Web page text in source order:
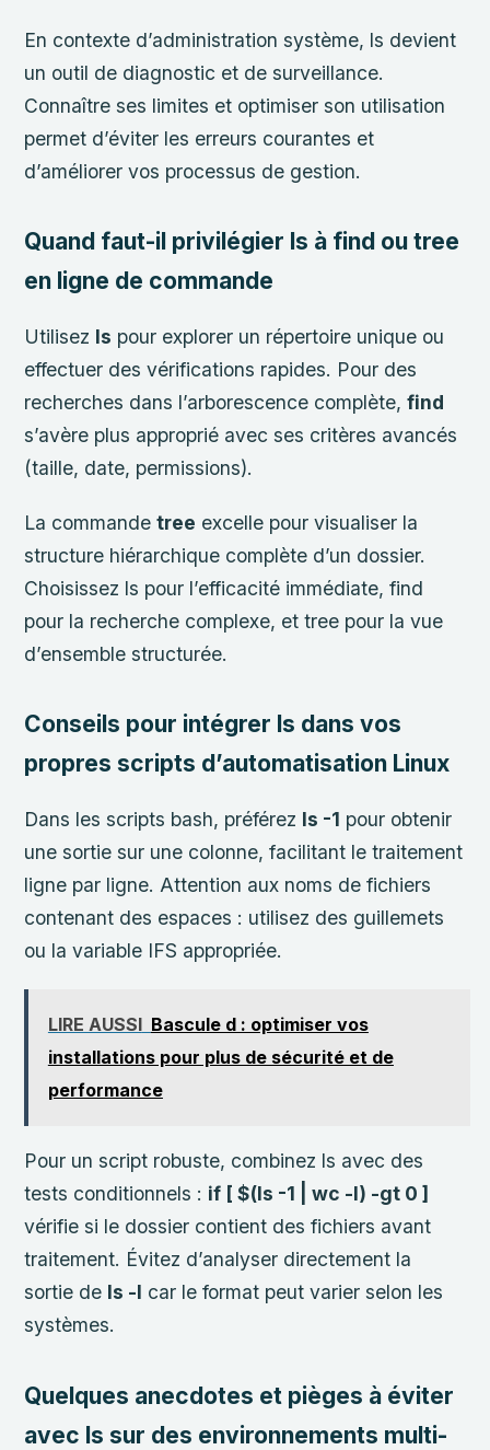
En contexte d’administration système, ls devient
un outil de diagnostic et de surveillance.
Connaître ses limites et optimiser son utilisation
permet d’éviter les erreurs courantes et
d’améliorer vos processus de gestion.
Quand faut-il privilégier ls à find ou tree
en ligne de commande
Utilisez ls pour explorer un répertoire unique ou
effectuer des vérifications rapides. Pour des
recherches dans l’arborescence complète,find
s’avère plus approprié avec ses critères avancés
(taille, date, permissions).
La commandetree excelle pour visualiser la
structure hiérarchique complète d’un dossier.
Choisissez ls pour l’efficacité immédiate, find
pour la recherche complexe, et tree pour la vue
d’ensemble structurée.
Conseils pour intégrer ls dans vos
propres scripts d’automatisation Linux
Dans les scripts bash, préférez ls -1 pour obtenir
une sortie sur une colonne, facilitant le traitement
ligne par ligne. Attention aux noms de fichiers
contenant des espaces : utilisez des guillemets
ou la variable IFS appropriée.
LIRE AUSSI Bascule d : optimiser vos
installations pour plus de sécurité et de
performance
Pour un script robuste, combinez ls avec des
tests conditionnels : if [ $(ls -1 | wc -l) -gt 0 ]
vérifie si le dossier contient des fichiers avant
traitement. Évitez d’analyser directement la
sortie de ls -l car le format peut varier selon les
systèmes.
Quelques anecdotes et pièges à éviter
avec ls sur des environnements multi-